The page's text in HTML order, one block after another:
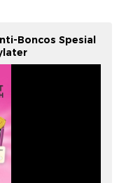
Boncos Spesial